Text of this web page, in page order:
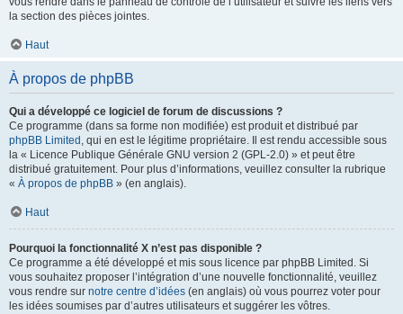
la section des pièces jointes.
Haut
À propos de phpBB
Qui a développé ce logiciel de forum de discussions ?
Ce programme (dans sa forme non modifiée) est produit et distribué par
phpBB Limited , qui en est le légitime propriétaire. Il est rendu accessible sous
la « Licence Publique Générale GNU version 2 (GPL-2.0) » et peut être
distribué gratuitement. Pour plus d’informations, veuillez consulter la rubrique
« À propos de phpBB » (en anglais).
Haut
Pourquoi la fonctionnalité X n’est pas disponible ?
Ce programme a été développé et mis sous licence par phpBB Limited. Si
vous souhaitez proposer l’intégration d’une nouvelle fonctionnalité, veuillez
vous rendre sur notre centre d’idées (en anglais) où vous pourrez voter pour
les idées soumises par d’autres utilisateurs et suggérer les vôtres.